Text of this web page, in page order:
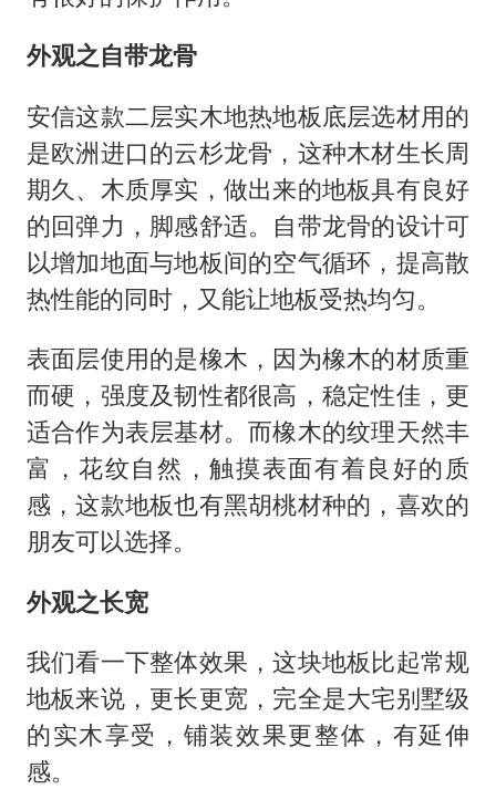
外观之自带龙骨
安信这款二层实木地热地板底层选材用的
是欧洲进口的云杉龙骨，这种木材生长周
期久、木质厚实，做出来的地板具有良好
的回弹力，脚感舒适。自带龙骨的设计可
以增加地面与地板间的空气循环，提高散
热性能的同时，又能让地板受热均匀。
表面层使用的是橡木，因为橡木的材质重
而硬，强度及韧性都很高，稳定性佳，更
适合作为表层基材。而橡木的纹理天然丰
富，花纹自然，触摸表面有着良好的质
感，这款地板也有黑胡桃材种的，喜欢的
朋友可以选择。
外观之长宽
我们看一下整体效果，这块地板比起常规
地板来说，更长更宽，完全是大宅别墅级
的实木享受，铺装效果更整体，有延伸
感。